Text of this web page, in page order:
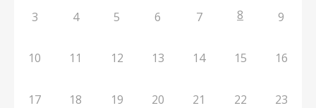
3 4 5 6 7 8 9
10 11 12 13 14 15 16
17 18 19 20 21 22 23